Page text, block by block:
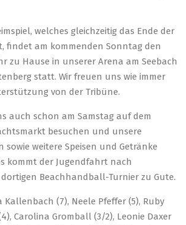
welches gleichzeitig das Ende der
findet am kommenden Sonntag den
zu Hause in unserer Arena am Seebach
statt. Wir freuen uns wie immer
von der Tribüne.
auch schon am Samstag auf dem
besuchen und unsere
weitere Speisen und Getränke
kommt der Jugendfahrt nach
Beachhandball-Turnier zu Gute.
Kallenbach (7), Neele Pfeffer (5), Ruby
Carolina Gromball (3/2), Leonie Daxer